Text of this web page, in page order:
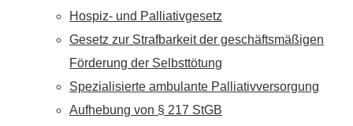
Hospiz- und Palliativgesetz
Gesetz zur Strafbarkeit der geschäftsmäßigen
Förderung der Selbsttötung
Spezialisierte ambulante Palliativversorgung
Aufhebung von § 217 StGB